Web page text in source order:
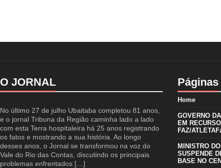
O JORNAL
No último 27 de julho Ubaitaba completou 81 anos,
e o jornal Tribuna da Região caminha lado a lado
com esta Terra hospitaleira há 25 anos registrando
os fatos e mostrando a sua história. Ao longo
desses anos, o Jornal se transformou na voz do
Vale do Rio das Contas, discutindo os principais
problemas enfrentados […]
Páginas
Home
GOVERNO
EM
FAZ/
MINISTRO
SUSPENDE
BASE NO